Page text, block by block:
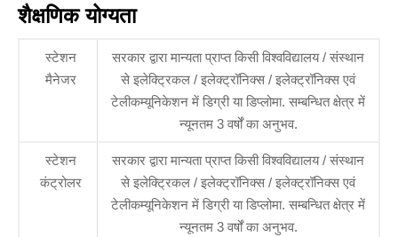
शैक्षणिक योग्यता
स्टेशन
मैनेजर
सरकार द्वारा मान्यता प्राप्त किसी विश्वविद्यालय / संस्थान
से इलेक्ट्रिकल / इलेक्ट्रॉनिक्स / इलेक्ट्रॉनिक्स एवं
टेलीकम्यूनिकेशन में डिग्री या डिप्लोमा. सम्बन्धित क्षेत्र में
न्यूनतम 3 वर्षों का अनुभव.
स्टेशन
कंट्रोलर
सरकार द्वारा मान्यता प्राप्त किसी विश्वविद्यालय / संस्थान
से इलेक्ट्रिकल / इलेक्ट्रॉनिक्स / इलेक्ट्रॉनिक्स एवं
टेलीकम्यूनिकेशन में डिग्री या डिप्लोमा. सम्बन्धित क्षेत्र में
न्यूनतम 3 वर्षों का अनुभव.